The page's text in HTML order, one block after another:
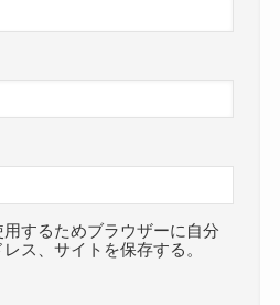
するためブラウザーに自分
ス、サイトを保存する。